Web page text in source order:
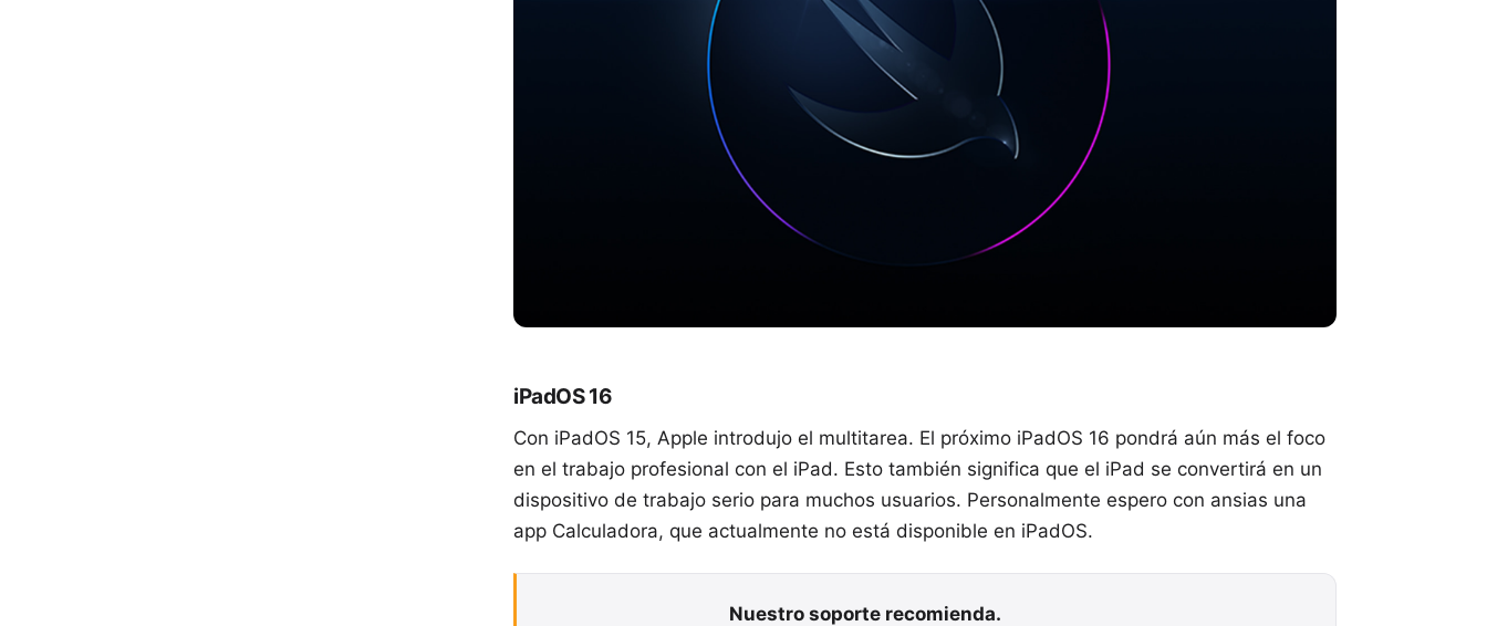
iPadOS 16
Con iPadOS 15, Apple introdujo el multitarea. El próximo iPadOS 16 pondrá aún más el foco
en el trabajo profesional con el iPad. Esto también significa que el iPad se convertirá en un
dispositivo de trabajo serio para muchos usuarios. Personalmente espero con ansias una
app Calculadora, que actualmente no está disponible en iPadOS.
Nuestro soporte recomienda.